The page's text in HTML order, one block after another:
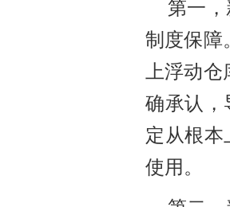
第一
制度保障
上浮动
确承认，
定从根
使用。